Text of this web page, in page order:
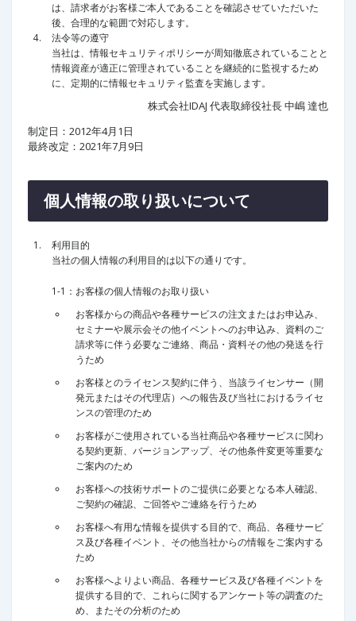
は、請求者がお客様ご本人であることを確認させていただいた
後、合理的な範囲で対応します。
法令等の遵守
当社は、情報セキュリティポリシーが周知徹底されていることと
情報資産が適正に管理されていることを継続的に監視するため
に、定期的に情報セキュリティ監査を実施します。
株式会社IDAJ 代表取締役社長 中嶋 達也
制定日：2012年4月1日
最終改定：2021年7月9日
個人情報の取り扱いについて
利用目的
当社の個人情報の利用目的は以下の通りです。
1-1：お客様の個人情報のお取り扱い
お客様からの商品や各種サービスの注文またはお申込み、
セミナーや展示会その他イベントへのお申込み、資料のご
請求等に伴う必要なご連絡、商品・資料その他の発送を行
うため
お客様とのライセンス契約に伴う、当該ライセンサー（開
発元またはその代理店）への報告及び当社におけるライセ
ンスの管理のため
お客様がご使用されている当社商品や各種サービスに関わ
る契約更新、バージョンアップ、その他条件変更等重要な
ご案内のため
お客様への技術サポートのご提供に必要となる本人確認、
ご契約の確認、ご回答やご連絡を行うため
お客様へ有用な情報を提供する目的で、商品、各種サービ
ス及び各種イベント、その他当社からの情報をご案内する
ため
お客様へよりよい商品、各種サービス及び各種イベントを
提供する目的で、これらに関するアンケート等の調査のた
め、またその分析のため